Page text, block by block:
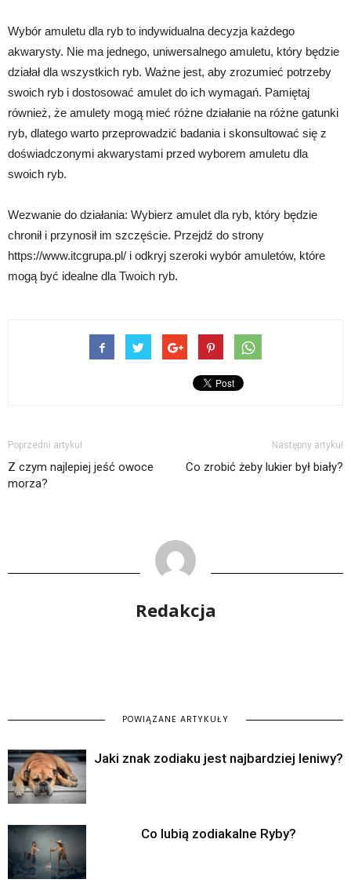
Wybór amuletu dla ryb to indywidualna decyzja każdego
akwarysty. Nie ma jednego, uniwersalnego amuletu, który będzie
działał dla wszystkich ryb. Ważne jest, aby zrozumieć potrzeby
swoich ryb i dostosować amulet do ich wymagań. Pamiętaj
również, że amulety mogą mieć różne działanie na różne gatunki
ryb, dlatego warto przeprowadzić badania i skonsultować się z
doświadczonymi akwarystami przed wyborem amuletu dla
swoich ryb.
Wezwanie do działania: Wybierz amulet dla ryb, który będzie
chronił i przynosił im szczęście. Przejdź do strony
https://www.itcgrupa.pl/ i odkryj szeroki wybór amuletów, które
mogą być idealne dla Twoich ryb.
Poprzedni artykuł
Z czym najlepiej jeść owoce
morza?
Następny artykuł
Co zrobić żeby lukier był biały?
Redakcja
POWIĄZANE ARTYKUŁY
Jaki znak zodiaku jest najbardziej leniwy?
Co lubią zodiakalne Ryby?